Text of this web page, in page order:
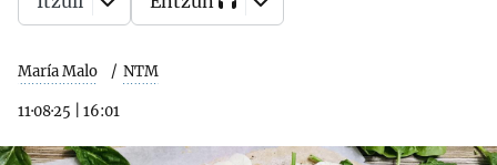
María Malo NTM
11·08·25 16:01